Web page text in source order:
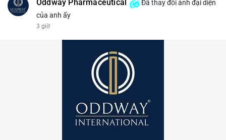
Oddway Pharmaceutical
Đã thay đổi ảnh đại diện
của anh ấy
3 giờ